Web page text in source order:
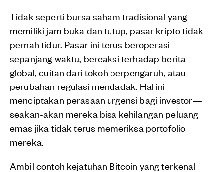
Tidak seperti bursa saham tradisional yang
memiliki jam buka dan tutup, pasar kripto tidak
pernah tidur. Pasar ini terus beroperasi
sepanjang waktu, bereaksi terhadap berita
global, cuitan dari tokoh berpengaruh, atau
perubahan regulasi mendadak. Hal ini
menciptakan perasaan urgensi bagi investor—
seakan-akan mereka bisa kehilangan peluang
emas jika tidak terus memeriksa portofolio
mereka.
Ambil contoh kejatuhan Bitcoin yang terkenal